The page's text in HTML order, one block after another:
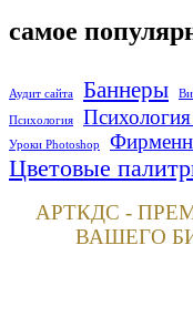
самое
Аудит сайта Баннеры
Психология Психология
Уроки Photoshop
Цветовые
АРТКДС -
ВАШЕГО